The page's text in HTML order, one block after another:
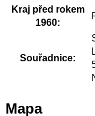
Kraj před rokem
1960:
Souřadnice:
Mapa